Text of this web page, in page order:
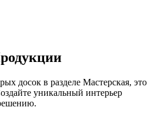
досок в разделе Мастерская, это
уникальный интерьер